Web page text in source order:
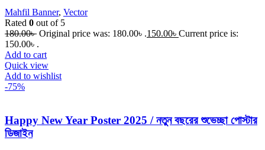
Mahfil Banner, Vector
Rated 0 out of 5
180.00৳ Original price was: 180.00৳ .150.00৳ Current price is:
150.00৳ .
Add to cart
Quick view
Add to wishlist
-75%
Happy New Year Poster 2025 / নতুন বছরের শুভেচ্ছা পোস্টার
ডিজাইন